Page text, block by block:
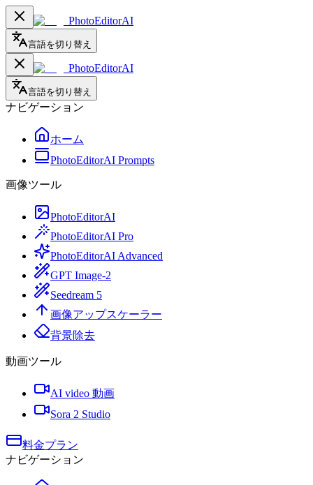
PhotoEditorAI
言語を切り替え
PhotoEditorAI
言語を切り替え
ナビゲーション
ホーム
PhotoEditorAI Prompts
画像ツール
PhotoEditorAI
PhotoEditorAI Pro
PhotoEditorAI Advanced
GPT Image-2
Seedream 5
画像アップスケーラー
背景除去
動画ツール
AI video 動画
Sora 2 Studio
料金プラン
ナビゲーション